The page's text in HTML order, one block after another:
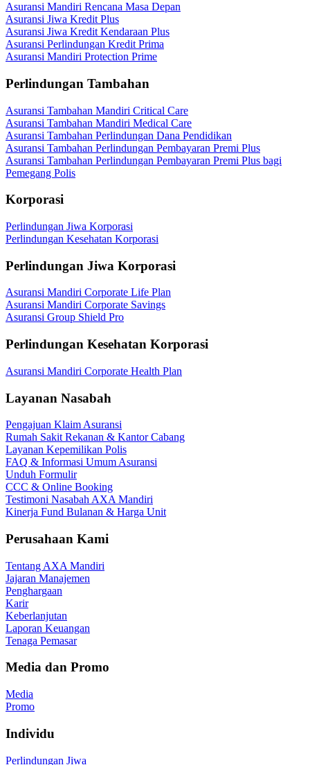
Asuransi Mandiri Rencana Masa Depan
Asuransi Jiwa Kredit Plus
Asuransi Jiwa Kredit Kendaraan Plus
Asuransi Perlindungan Kredit Prima
Asuransi Mandiri Protection Prime
Perlindungan Tambahan
Asuransi Tambahan Mandiri Critical Care
Asuransi Tambahan Mandiri Medical Care
Asuransi Tambahan Perlindungan Dana Pendidikan
Asuransi Tambahan Perlindungan Pembayaran Premi Plus
Asuransi Tambahan Perlindungan Pembayaran Premi Plus bagi
Pemegang Polis
Korporasi
Perlindungan Jiwa Korporasi
Perlindungan Kesehatan Korporasi
Perlindungan Jiwa Korporasi
Asuransi Mandiri Corporate Life Plan
Asuransi Mandiri Corporate Savings
Asuransi Group Shield Pro
Perlindungan Kesehatan Korporasi
Asuransi Mandiri Corporate Health Plan
Layanan Nasabah
Pengajuan Klaim Asuransi
Rumah Sakit Rekanan & Kantor Cabang
Layanan Kepemilikan Polis
FAQ & Informasi Umum Asuransi
Unduh Formulir
CCC & Online Booking
Testimoni Nasabah AXA Mandiri
Kinerja Fund Bulanan & Harga Unit
Perusahaan Kami
Tentang AXA Mandiri
Jajaran Manajemen
Penghargaan
Karir
Keberlanjutan
Laporan Keuangan
Tenaga Pemasar
Media dan Promo
Media
Promo
Individu
Perlindungan Jiwa